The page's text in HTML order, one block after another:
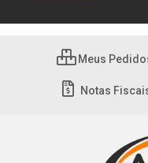
Meus
Notas